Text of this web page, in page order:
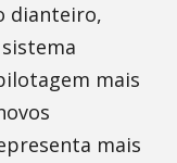
dianteiro,
mais
mais